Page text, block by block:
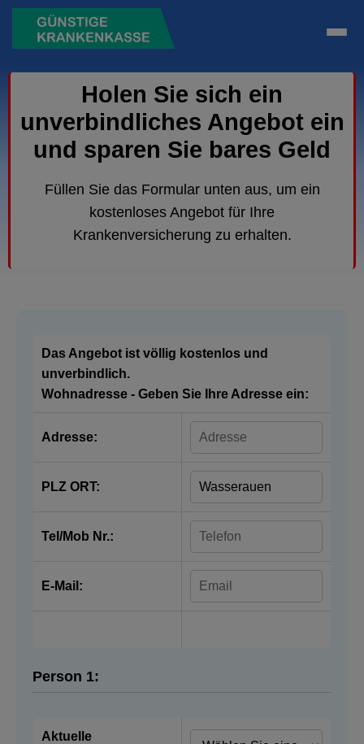
Holen Sie sich ein
unverbindliches Angebot ein
und sparen Sie bares Geld
Füllen Sie das Formular unten aus, um ein
kostenloses Angebot für Ihre
Krankenversicherung zu erhalten.
Das Angebot ist völlig kostenlos und
unverbindlich.
Wohnadresse - Geben Sie Ihre Adresse ein:
Adresse:
PLZ ORT:
Tel/Mob Nr.:
E-Mail:
Person 1:
Aktuelle